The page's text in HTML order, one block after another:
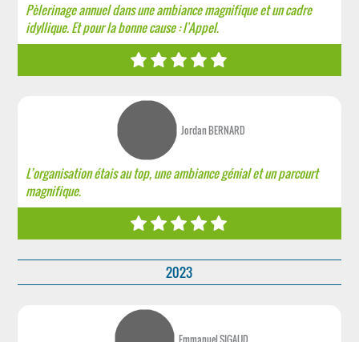
Pèlerinage annuel dans une ambiance magnifique et un cadre
idyllique. Et pour la bonne cause : l'Appel.
Jordan BERNARD
L’organisation étais au top, une ambiance génial et un parcourt
magnifique.
2023
Emmanuel SIGAUD